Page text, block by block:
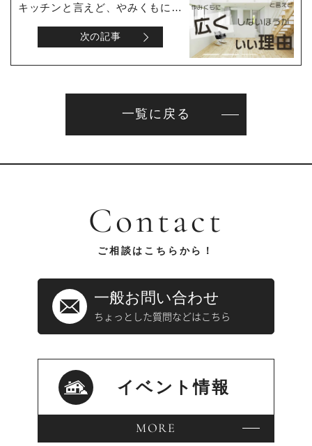
キッチンと言えど、やみくもに広
次の記事
一覧に戻る
Contact
ご相談はこちらから！
一般お問い合わせ
ちょっとした質問などはこちら
イベント情報
MORE